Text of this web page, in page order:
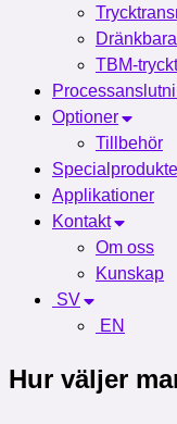
TBM-
Optioner
Tillbehör
Applikationer
Kontakt
Om oss
Kunskap
SV
EN
Hur väljer